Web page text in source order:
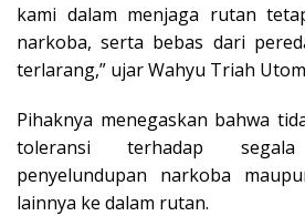
kami dalam menjaga rutan
narkoba, serta bebas dari
terlarang,” ujar Wahyu Triah
Pihaknya menegaskan bahwa
toleransi terhadap
penyelundupan narkoba
lainnya ke dalam rutan.